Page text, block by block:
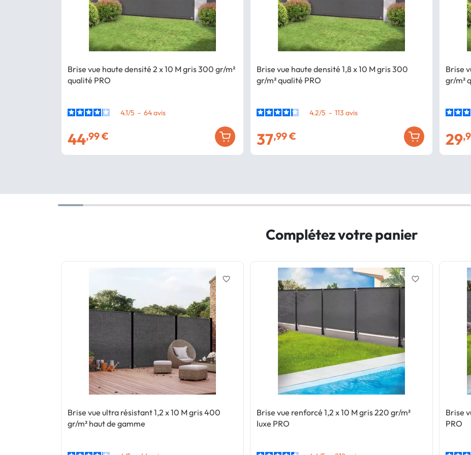
Brise vue haute densité 2 x 10 M gris 300 gr/m²
qualité PRO
4.1/5 - 64avis
44,99 €
Brise vue haute densité 1,8 x 10 M gris 300
gr/m² qualité PRO
4.2/5 - 113 avis
37,99 €
Brise
gr/m²
29
Complétez votre panier
Brise vue ultra résistant 1,2 x 10 M gris 400
gr/m² haut de gamme
favorite_border
Brise vue renforcé 1,2 x 10 M gris 220 gr/m²
luxe PRO
favorite_border
Brise
PRO